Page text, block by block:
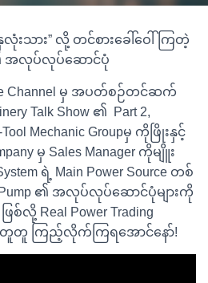
သား” လို့ တင်စားခေါ်ဝေါ်ကြတဲ့
၏ အလုပ်လုပ်ဆောင်ပုံ
Channel မှ အပတ်စဉ်တင်ဆက်
Talk Show ၏ Part 2,
Mechanic Groupမှ ကိုဖြိုးနှင့်
မှ Sales Manager ကိုမျိူး
ရဲ့ Main Power Source တစ်
Pump ၏ အလုပ်လုပ်ဆောင်ပုံများကို
ြစ်လို့ Real Power Trading
အတူတူ ကြည့်လိုက်ကြရအောင်နော်!